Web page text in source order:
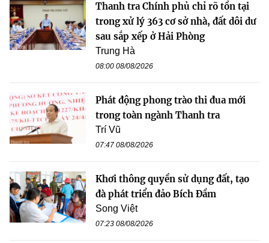
Thanh tra Chính phủ chỉ rõ tồn tại
trong xử lý 363 cơ sở nhà, đất dôi dư
sau sắp xếp ở Hải Phòng
Trung Hà
08:00 08/08/2026
Phát động phong trào thi đua mới
trong toàn ngành Thanh tra
Trí Vũ
07:47 08/08/2026
Khơi thông quyền sử dụng đất, tạo
đà phát triển đảo Bích Đầm
Song Việt
07:23 08/08/2026